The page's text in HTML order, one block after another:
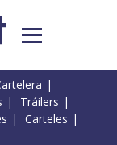
Tráilers
Carteles